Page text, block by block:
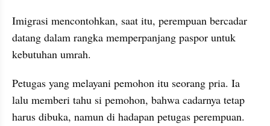
Imigrasi mencontohkan, saat itu, perempuan bercadar
datang dalam rangka memperpanjang paspor untuk
kebutuhan umrah.
Petugas yang melayani pemohon itu seorang pria. Ia
lalu memberi tahu si pemohon, bahwa cadarnya tetap
harus dibuka, namun di hadapan petugas perempuan.